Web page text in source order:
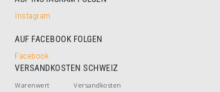
Instagram
AUF FACEBOOK FOLGEN
Facebook
VERSANDKOSTEN SCHWEIZ
Warenwert
Versandkosten